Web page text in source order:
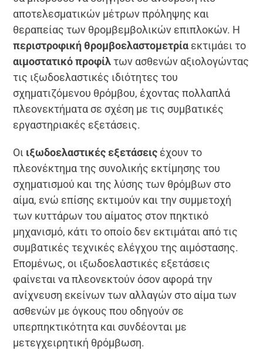
αποτελεσματικών μέτρων πρόληψης και
θεραπείας των θρομβεμβολικών επιπλοκών. Η
περιστροφική θρομβοελαστομετρία εκτιμάει το
αιμοστατικό προφίλτων ασθενών αξιολογώντας
τις ιξωδοελαστικές ιδιότητες του
σχηματιζόμενου θρόμβου, έχοντας πολλαπλά
πλεονεκτήματα σε σχέση με τις συμβατικές
εργαστηριακές εξετάσεις.
Οι ιξωδοελαστικές εξετάσεις έχουν το
πλεονέκτημα της συνολικής εκτίμησης του
σχηματισμού και της λύσης των θρόμβων στο
αίμα, ενώ επίσης εκτιμούν και την συμμετοχή
των κυττάρων του αίματος στον πηκτικό
μηχανισμό, κάτι το οποίο δεν εκτιμάται από τις
συμβατικές τεχνικές ελέγχου της αιμόστασης.
Επομένως, οι ιξωδοελαστικές εξετάσεις
φαίνεται να πλεονεκτούν όσον αφορά την
ανίχνευση εκείνων των αλλαγών στο αίμα των
ασθενών με όγκους που οδηγούν σε
υπερπηκτικότητα και συνδέονται με
μετεγχειρητική θρόμβωση.